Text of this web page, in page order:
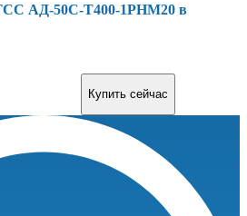
АД-50С-Т400-1РНМ20 в
Купить сейчас